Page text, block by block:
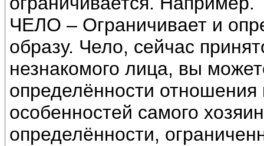
ЧЕЛО – Ограничивает и
образу. Чело, сейчас
незнакомого лица, вы
определённости отношения
особенностей самого
определённости,